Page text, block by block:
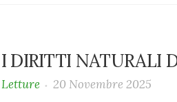
I DIRITTI NATURALI
Letture 20 Novembre 2025